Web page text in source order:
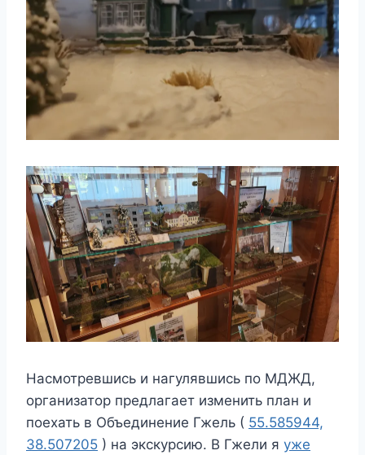
Насмотревшись и нагулявшись по МДЖД,
организатор предлагает изменить план и
поехать в Объединение Гжель ( 55.585944,
38.507205 ) на экскурсию. В Гжели я уже